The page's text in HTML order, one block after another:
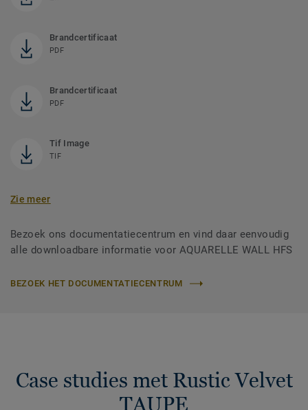
Brandcertificaat
PDF
Brandcertificaat
PDF
Tif Image
TIF
Zie meer
Bezoek ons documentatiecentrum en vind daar eenvoudig
alle downloadbare informatie voor AQUARELLE WALL HFS
BEZOEK HET DOCUMENTATIECENTRUM
Case studies met Rustic Velvet
TAUPE